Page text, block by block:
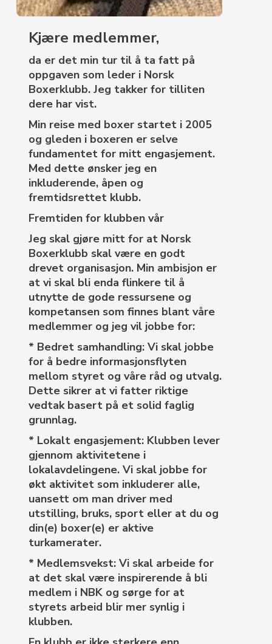
Kjære medlemmer,
da er det min tur til å ta fatt på
oppgaven som leder i Norsk
Boxerklubb. Jeg takker for tilliten
dere har vist.
Min reise med boxer startet i 2005
og gleden i boxeren er selve
fundamentet for mitt engasjement.
Med dette ønsker jeg en
inkluderende, åpen og
fremtidsrettet klubb.
Fremtiden for klubben vår
Jeg skal gjøre mitt for at Norsk
Boxerklubb skal være en godt
drevet organisasjon. Min ambisjon er
at vi skal bli enda flinkere til å
utnytte de gode ressursene og
kompetansen som finnes blant våre
medlemmer og jeg vil jobbe for:
* Bedret samhandling: Vi skal jobbe
for å bedre informasjonsflyten
mellom styret og våre råd og utvalg.
Dette sikrer at vi fatter riktige
vedtak basert på et solid faglig
grunnlag.
* Lokalt engasjement: Klubben lever
gjennom aktivitetene i
lokalavdelingene. Vi skal jobbe for
økt aktivitet som inkluderer alle,
uansett om man driver med
utstilling, bruks, sport eller at du og
din(e) boxer(e) er aktive
turkamerater.
* Medlemsvekst: Vi skal arbeide for
at det skal være inspirerende å bli
medlem i NBK og sørge for at
styrets arbeid blir mer synlig i
klubben.